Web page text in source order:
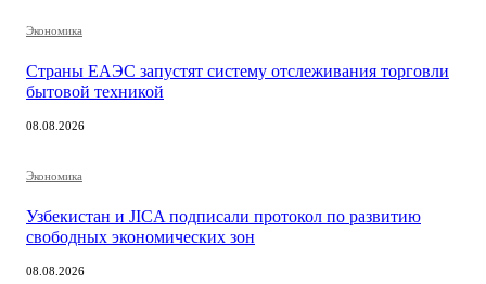
Экономика
Страны ЕАЭС запустят систему отслеживания торговли
бытовой техникой
08.08.2026
Экономика
Узбекистан и JICA подписали протокол по развитию
свободных экономических зон
08.08.2026